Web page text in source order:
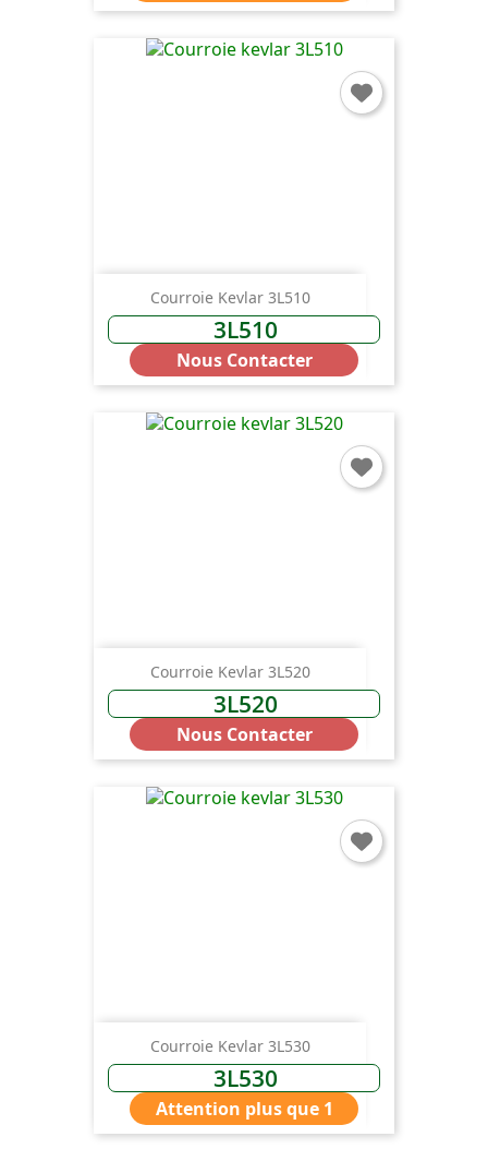
Courroie Kevlar 3L510
3L510
Nous Contacter
Courroie Kevlar 3L520
3L520
Nous Contacter
Courroie Kevlar 3L530
3L530
Attention plus que 1